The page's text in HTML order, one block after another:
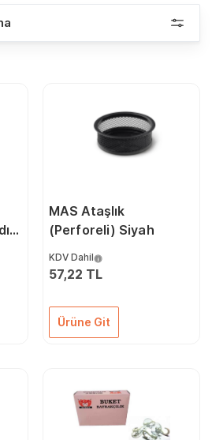
MAS Ataşlık
(Perforeli) Siyah
KDV Dahil
57,22 TL
Ürüne Git